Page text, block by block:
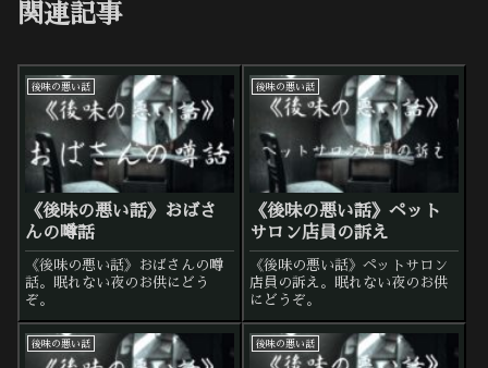
関連記事
後味の悪い話
《後味の悪い話》おばさ
んの噂話
《後味の悪い話》おばさんの噂
話。眠れない夜のお供にどう
ぞ。
後味の悪い話
《後味の悪い話》ペット
サロン店員の訴え
《後味の悪い話》ペットサロン
店員の訴え。眠れない夜のお供
にどうぞ。
後味の悪い話 後味の悪い話